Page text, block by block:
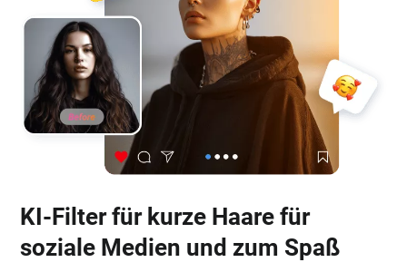
KI-Filter für kurze Haare für
soziale Medien und zum Spaß